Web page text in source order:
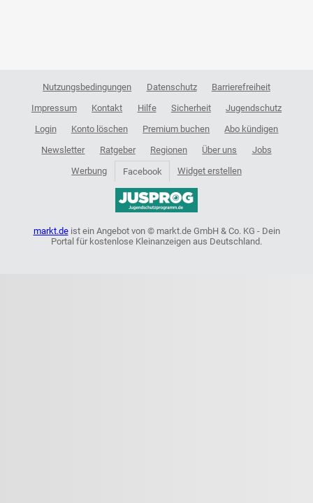
Nutzungsbedingungen Datenschutz
Barrierefreiheit
Impressum
Kontakt Hilfe Sicherheit
Jugendschutz
Login
Konto löschen Premium buchen
Abo kündigen
Newsletter
Ratgeber Regionen Über uns
Jobs
Werbung
Facebook Widget erstellen
markt.deist ein Angebot von © markt.de GmbH & Co. KG - Dein
Portal für kostenlose Kleinanzeigen aus Deutschland.